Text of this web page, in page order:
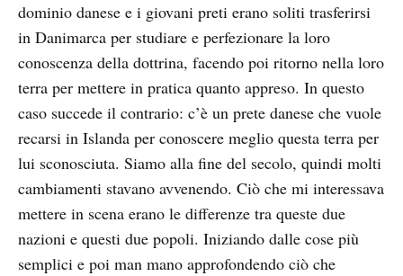
dominio danese e i giovani preti erano soliti trasferirsi
in Danimarca per studiare e perfezionare la loro
conoscenza della dottrina, facendo poi ritorno nella loro
terra per mettere in pratica quanto appreso. In questo
caso succede il contrario: c’è un prete danese che vuole
recarsi in Islanda per conoscere meglio questa terra per
lui sconosciuta. Siamo alla fine del secolo, quindi molti
cambiamenti stavano avvenendo. Ciò che mi interessava
mettere in scena erano le differenze tra queste due
nazioni e questi due popoli. Iniziando dalle cose più
semplici e poi man mano approfondendo ciò che